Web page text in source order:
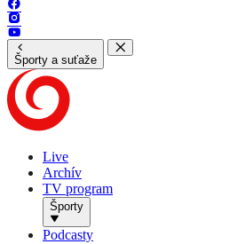
Športy a suťaže
Live
Archív
TV program
Športy
Podcasty